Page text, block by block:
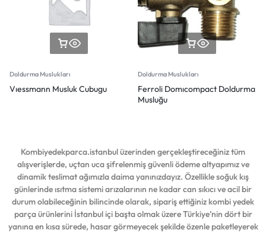
Doldurma Muslukları
Vıessmann Musluk Cubugu
Doldurma Muslukları
Ferroli Domıcompact Doldurma
Musluğu
Kombiyedekparca.istanbul üzerinden gerçekleştireceğiniz tüm
alışverişlerde, uçtan uca şifrelenmiş güvenli ödeme altyapımız ve
dinamik teslimat ağımızla daima yanınızdayız. Özellikle soğuk kış
günlerinde ısıtma sistemi arızalarının ne kadar can sıkıcı ve acil bir
durum olabileceğinin bilincinde olarak, sipariş ettiğiniz kombi yedek
parça ürünlerini İstanbul içi başta olmak üzere Türkiye’nin dört bir
yanına en kısa sürede, hasar görmeyecek şekilde özenle paketleyerek